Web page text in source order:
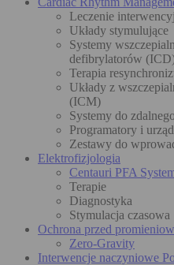
Leczenie
Układy stymulujące
Systemy
defibrylatorów
Terapia
Układy z
(ICM)
Systemy do
Programatory i
Zestawy do
Elektrofizjologia
Centauri PFA
Terapie
Diagnostyka
Stymulacja czasowa
Ochrona przed
Zero-Gravity
Interwencje naczyniowe